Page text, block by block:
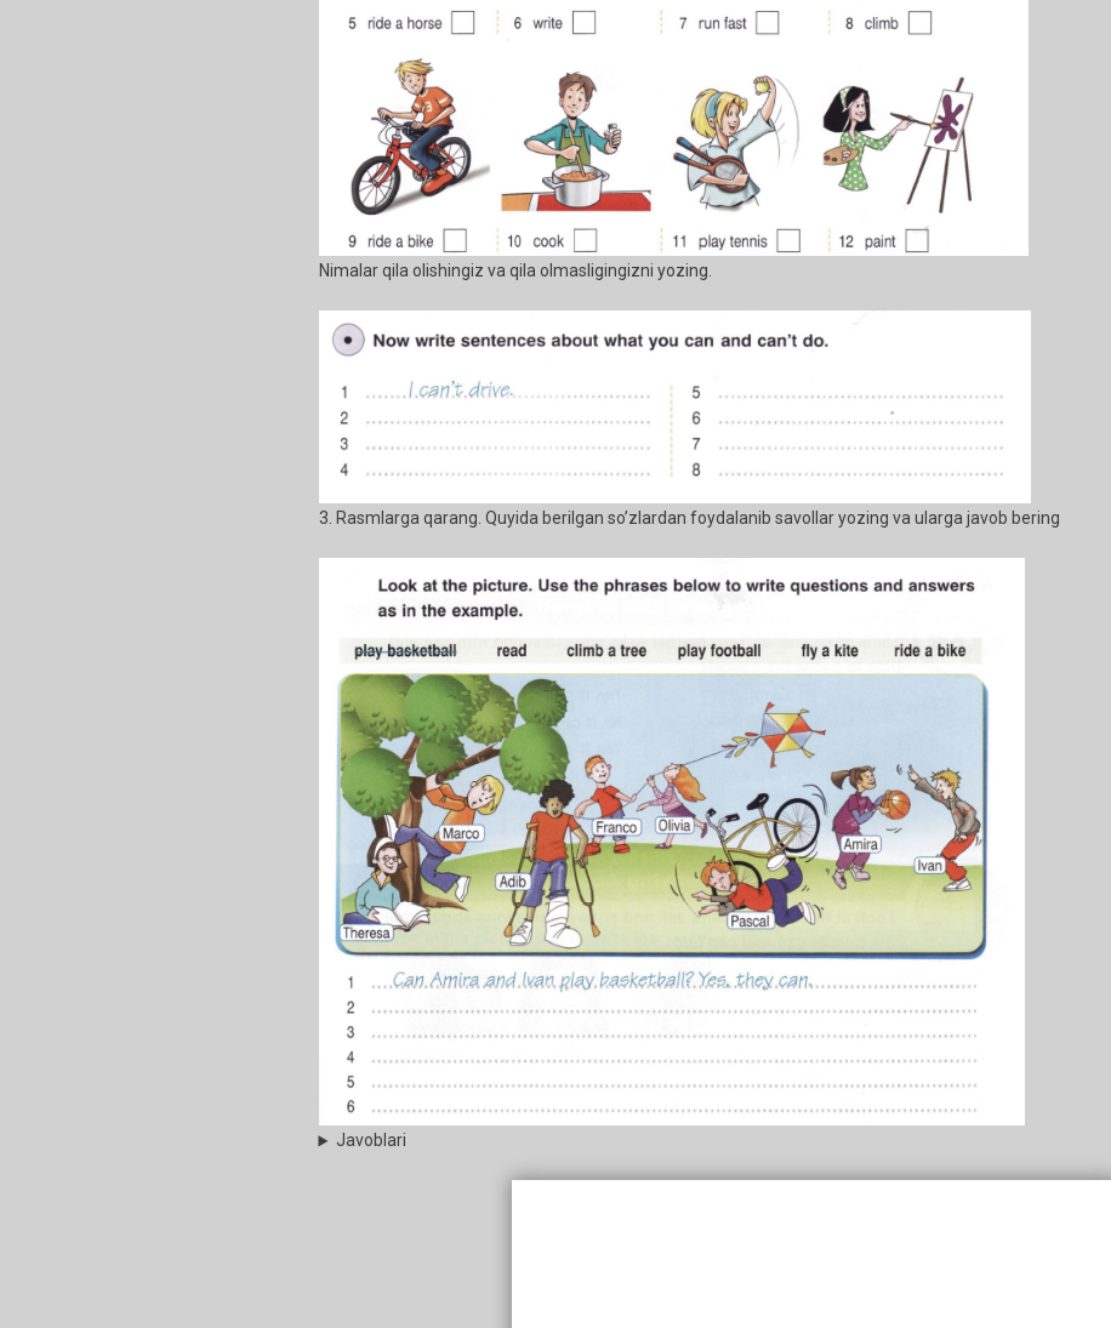
Nimalar qila olishingiz va qila olmasligingizni yozing.
3. Rasmlarga qarang. Quyida berilgan so’zlardan foydalanib savollar yozing va ularga javob bering
Javoblari